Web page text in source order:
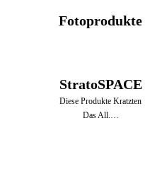
Fotoprodukte
StratoSPACE
Diese Produkte Kratzten
Das All.…